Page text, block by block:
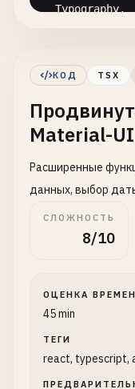
Typography,
Chip,
Rating
Switch,
Slider
Accordion
Alert,
Paper ,
FormControl
InputLabel,
КОД TSX
Material-UI
Расширенные
данных, выбор
СЛОЖНОСТЬ
8/10
ОЦЕНКА
45 min
ТЕГИ
react, typescript,